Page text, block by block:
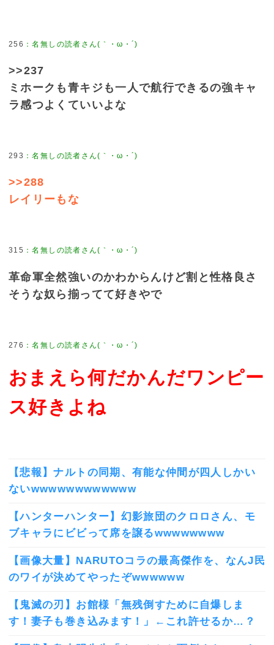
256
>>237
ミホークも青キジも一人で航行できるの強キャ
ラ感つよくていいよな
293
>>288
レイリーもな
315
革命軍全然強いのかわからんけど割と性格良さ
そうな奴ら揃ってて好きやで
276
おまえら何だかんだワンピー
ス好きよね
【悲報】ナルトの同期、有能な仲間が四人しかい
ないwwwwwwwwwwww
【ハンターハンター】幻影旅団のクロロさん、モ
ブキャラにビビって席を譲るwwwwwwww
【画像大量】NARUTOコラの最高傑作を、なんJ民
のワイが決めてやったぞwwwwww
【鬼滅の刃】お館様「無残倒すために自爆しま
す！妻子も巻き込みます！」←これ許せるか…？